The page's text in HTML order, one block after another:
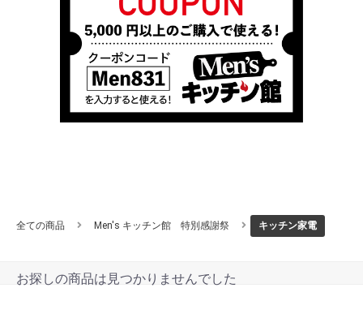
全ての商品 Men's キッチン館 特別感謝祭 キッチン家電
お探しの商品は見つかりませんでした